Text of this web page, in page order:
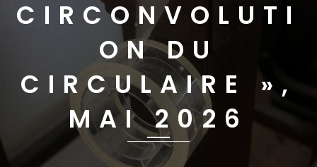
CIRCONVOLUTI
ON DU
CIRCULAIRE »,
MAI 2026